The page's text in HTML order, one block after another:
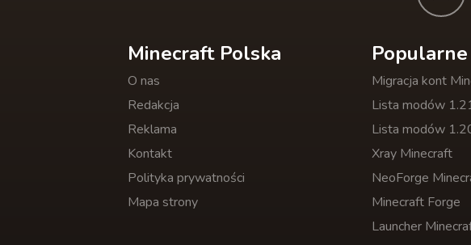
Minecraft Polska
O nas
Redakcja
Reklama
Kontakt
Polityka prywatności
Mapa strony
Migracja kont
Lista modów
Lista modów
Xray Minecraft
NeoForge
Minecraft Forge
Launcher